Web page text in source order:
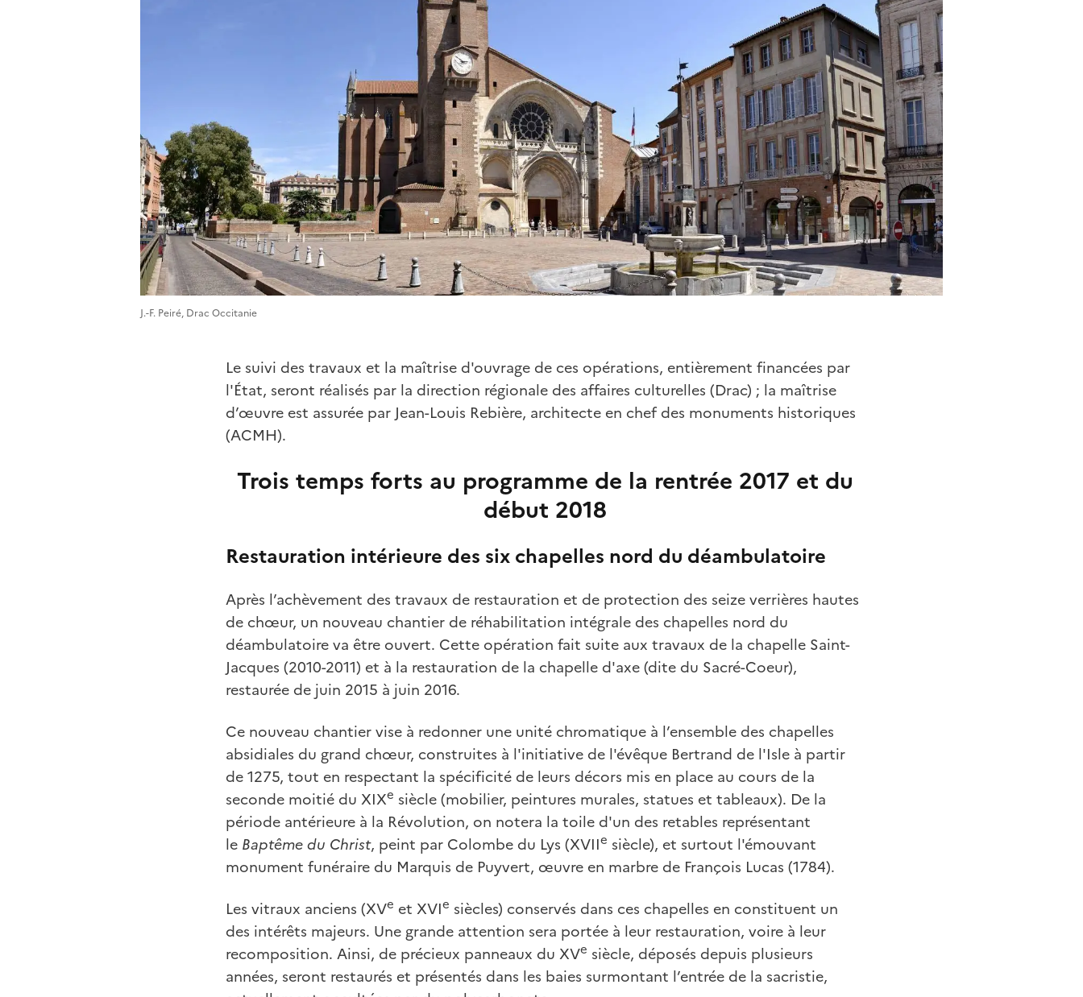
J.-F. Peiré, Drac Occitanie
Le suivi des travaux et la maîtrise d'ouvrage de ces opérations, entièrement financées par
l'État, seront réalisés par la direction régionale des affaires culturelles (Drac) ; la maîtrise
d’œuvre est assurée par Jean-Louis Rebière, architecte en chef des monuments historiques
(ACMH).
Trois temps forts au programme de la rentrée 2017 et du
début 2018
Restauration intérieure des six chapelles nord du déambulatoire
Après l’achèvement des travaux de restauration et de protection des seize verrières hautes
de chœur, un nouveau chantier de réhabilitation intégrale des chapelles nord du
déambulatoire va être ouvert. Cette opération fait suite aux travaux de la chapelle Saint-
Jacques (2010-2011) et à la restauration de la chapelle d'axe (dite du Sacré-Coeur),
restaurée de juin 2015 à juin 2016.
Ce nouveau chantier vise à redonner une unité chromatique à l’ensemble des chapelles
absidiales du grand chœur, construites à l'initiative de l'évêque Bertrand de l'Isle à partir
de 1275, tout en respectant la spécificité de leurs décors mis en place au cours de la
seconde moitié du XIXe siècle (mobilier, peintures murales, statues et tableaux). De la
période antérieure à la Révolution, on notera la toile d'un des retables représentant
le Baptême du Christ, peint par Colombe du Lys (XVIIe siècle), et surtout l'émouvant
monument funéraire du Marquis de Puyvert, œuvre en marbre de François Lucas (1784).
Les vitraux anciens (XVe et XVIe siècles) conservés dans ces chapelles en constituent un
des intérêts majeurs. Une grande attention sera portée à leur restauration, voire à leur
recomposition. Ainsi, de précieux panneaux du XVe siècle, déposés depuis plusieurs
années, seront restaurés et présentés dans les baies surmontant l’entrée de la sacristie,